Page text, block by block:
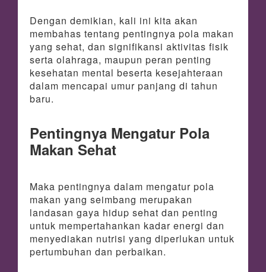
Dengan demikian, kali ini kita akan
membahas tentang pentingnya pola makan
yang sehat, dan signifikansi aktivitas fisik
serta olahraga, maupun peran penting
kesehatan mental beserta kesejahteraan
dalam mencapai umur panjang di tahun
baru.
Pentingnya Mengatur Pola
Makan Sehat
Maka pentingnya dalam mengatur pola
makan yang seimbang merupakan
landasan gaya hidup sehat dan penting
untuk mempertahankan kadar energi dan
menyediakan nutrisi yang diperlukan untuk
pertumbuhan dan perbaikan.